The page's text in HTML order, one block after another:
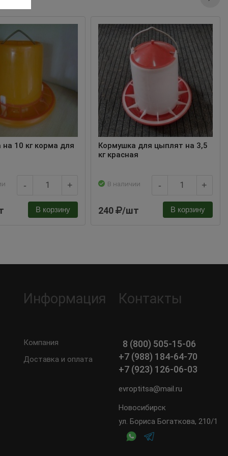
10 кг корма для
- +
В корзину
Кормушка для цыплят на 3,5
кг красная
В наличии - +
240 /шт В корзину
Информация
Компания
Доставка и оплата
Контакты
8 (800) 505-15-06
+7 (988) 184-64-70
+7 (923) 126-06-03
evroptitsa@mail.ru
Новосибирск
ул. Бориса Богаткова, 210/1